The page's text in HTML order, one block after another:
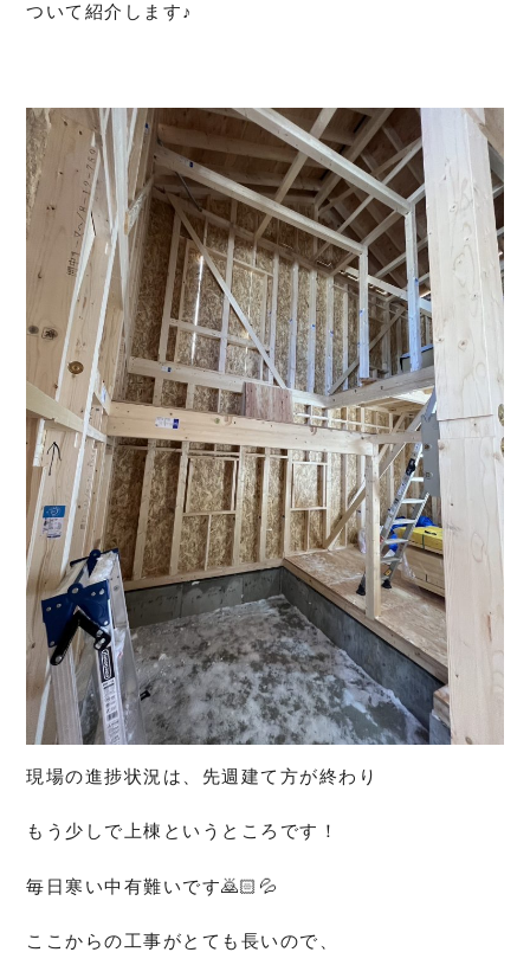
ついて紹介します♪
現場の進捗状況は、先週建て方が終わり
もう少しで上棟というところです！
毎日寒い中有難いです🙇🏻💦
ここからの工事がとても長いので、